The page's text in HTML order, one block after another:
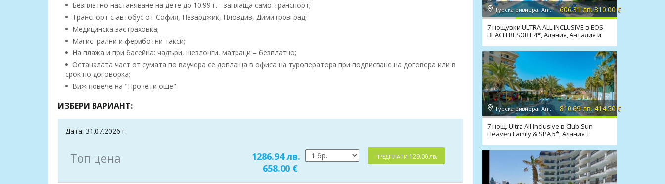
Безплатно настаняване на дете до 10.99 г. - заплаща само транспорт;
Транспорт с автобус от София, Пазарджик, Пловдив, Димитровград;
Медицинска застраховка;
Магистрални и фериботни такси;
На плажа и при басейна: чадъри, шезлонги, матраци – безплатно;
Останалата част от сумата по ваучера се доплаща в офиса на туроператора при подписване на договора или в
срок по договорка;
Виж повече на "Прочети още".
ИЗБЕРИ ВАРИАНТ:
Дата: 31.07.2026 г.
Топ цена
1286.94 лв.
658.00 €
ПРЕДПЛАТИ 129.00 лв.
Турска ривиера, Анталия 606.31 лв. 310.00 €
7 нощувки ULTRA ALL INCLUSIVE в EOS
BEACH RESORT 4*, Алания, Анталия и
Турска ривиера, Анталия 810.69 лв. 414.50 €
7 нощ. Ultra All Inclusive в Club Sun
Heaven Family & SPA 5*, Алания +